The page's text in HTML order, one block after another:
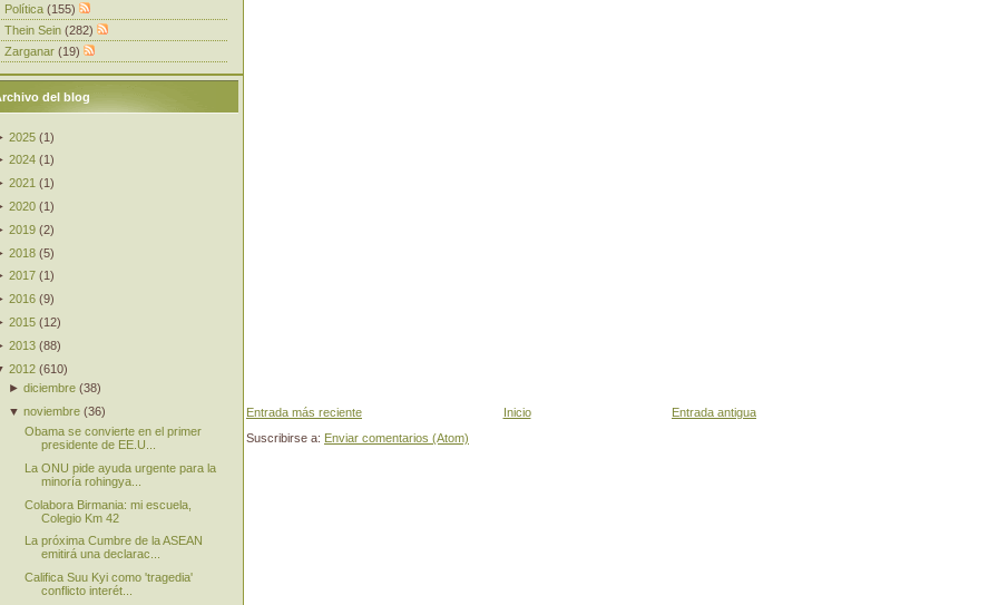
Entrada más reciente Entrada antigua
Inicio
Suscribirse a: Enviar comentarios (Atom)
Política (155)
Thein Sein (282)
Zarganar (19)
del blog
2025 (1)
2024 (1 )
2021 (1)
2020 (1)
2019 (2)
2018 (5)
2017 (1 )
2016 (9)
2015 (12)
2013 (88)
2012 (610)
►diciembre (38)
▼noviembre (36)
Obama se convierte en el primer
presidente de EE.U...
La ONU pide ayuda urgente para la
minoría rohingya...
Colabora Birmania: mi escuela,
Colegio Km 42
La próxima Cumbre de la ASEAN
emitirá una declarac...
Califica Suu Kyi como 'tragedia'
conflicto interét...